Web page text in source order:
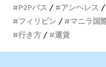
P2Pバス
アンヘレス
フィリピン
マニラ国
行き方
運賃